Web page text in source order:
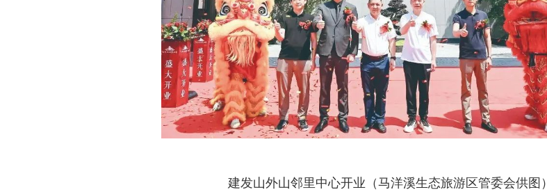
建发山外山邻里中心开业（马洋溪生态旅游区管委会供图）